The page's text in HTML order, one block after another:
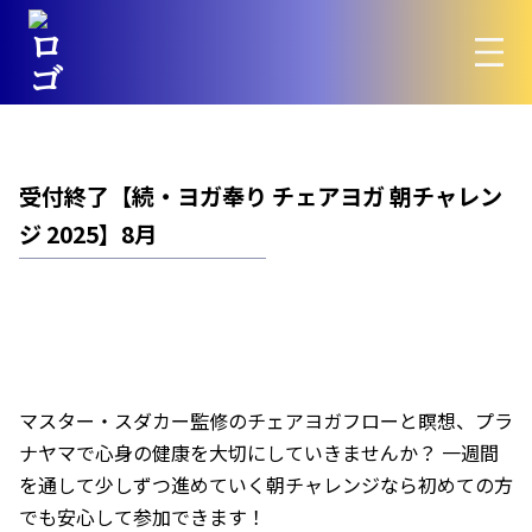
受付終了【続・ヨガ奉り チェアヨガ 朝チャレン
ジ 2025】8月
マスター・スダカー監修のチェアヨガフローと瞑想、プラ
ナヤマで心身の健康を大切にしていきませんか？ 一週間
を通して少しずつ進めていく朝チャレンジなら初めての方
でも安心して参加できます！